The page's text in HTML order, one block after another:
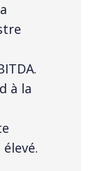
à la